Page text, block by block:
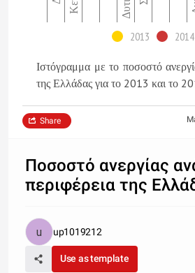
2013 2014
Ιστόγραμμα με το ποσοστό
της Ελλάδας για το 2013 και το
Share
Ποσοστό ανεργίας
περιφέρεια της
up1019212
Use as template